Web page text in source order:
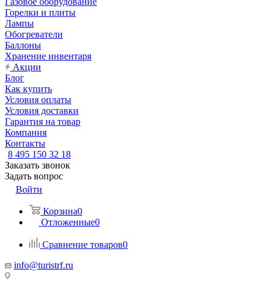
Горелки и плиты
Лампы
Обогреватели
Баллоны
Хранение инвентаря
Акции
Блог
Как купить
Условия оплаты
Условия доставки
Гарантия на товар
Компания
Контакты
8 495 150 32 18
Заказать звонок
Задать вопрос
Войти
Корзина0
Отложенные0
Сравнение товаров0
info@turistrf.ru